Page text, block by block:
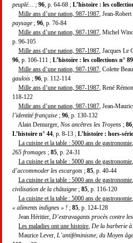
peuplé…
; 96 , p. 64-68 ; L’histoire : les
Mille ans d’une nation, 987-1987 , Jean-Robert
paysage ; 96 , p. 76-84
Mille ans d’une nation, 987-1987 , Michel
p. 96-105
Mille ans d’une nation, 987-1987 , Jacques Le
96 , p. 106-111 ; L’histoire : les collections n° 89
Mille ans d’une nation, 987-1987 , Colette
gaulois ; 96 , p. 112-114
Mille ans d’une nation, 987-1987 , René
118-122
Mille ans d’une nation, 987-1987 , Jean-
l’identité française ; 96 , p. 130-132
Alain Demurger, Nos ancêtres les Troyens ; 86
L’histoire n° 44 , p. 8-13 ; L’histoire : hors-
La cuisine et la table : 5000 ans de gastronomie
265 fromages ; 85 , p. 24-31
La cuisine et la table : 5000 ans de gastronomie
d’accommoder les escargots ; 85 , p. 40-44
La cuisine et la table : 5000 ans de gastronomie
civilisation de la châtaigne ; 85 , p. 116-120
La cuisine et la table : 5000 ans de gastronomie
« aliments indignes » ! ; 85 , p. 124-128
Jean Héritier, D’extravagants procès contre
Les maladies ont une histoire De la barberie
Maurice Lever, L’antiféminisme, du Moyen